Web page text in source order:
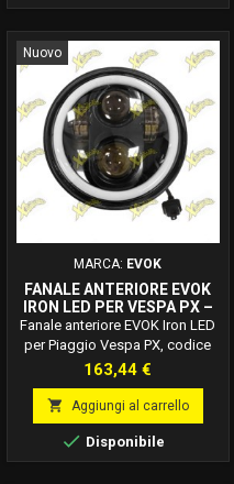
Nuovo
MARCA: EVOK
FANALE ANTERIORE EVOK
IRON LED PER VESPA PX –
CODICE 246410107
Fanale anteriore EVOK Iron LED
per Piaggio Vespa PX, codice
246410107. Luce LED 12V
6000K con convertitore di
tensione antisfarfallio incluso.
Ricambio completo
Plug&amp;Play, ideale come
upgrade illuminazione.
Prezzo
163,44 €
 Aggiungi al carrello
 Disponibile